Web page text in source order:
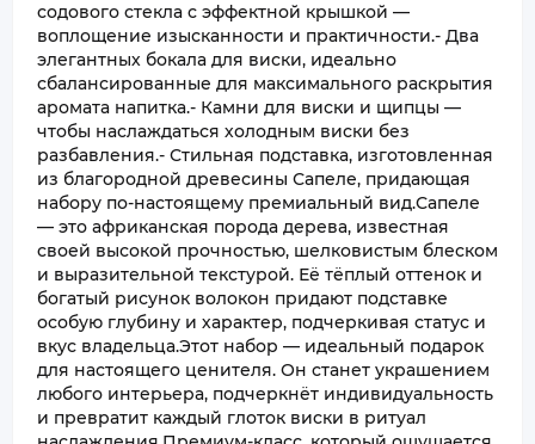
содового стекла с эффектной крышкой —
воплощение изысканности и практичности.- Два
элегантных бокала для виски, идеально
сбалансированные для максимального раскрытия
аромата напитка.- Камни для виски и щипцы —
чтобы наслаждаться холодным виски без
разбавления.- Стильная подставка, изготовленная
из благородной древесины Сапеле, придающая
набору по-настоящему премиальный вид.Сапеле
— это африканская порода дерева, известная
своей высокой прочностью, шелковистым блеском
и выразительной текстурой. Её тёплый оттенок и
богатый рисунок волокон придают подставке
особую глубину и характер, подчеркивая статус и
вкус владельца.Этот набор — идеальный подарок
для настоящего ценителя. Он станет украшением
любого интерьера, подчеркнёт индивидуальность
и превратит каждый глоток виски в ритуал